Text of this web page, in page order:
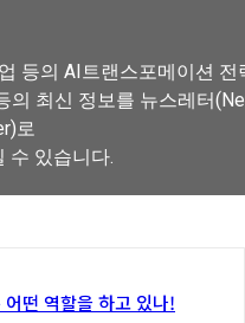
등의 AI트랜스포메이션 전
의 최신 정보를 뉴스레터
로
수 있습니다.
떤 역할을 하고 있나!